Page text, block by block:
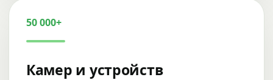
50 000+
Камер и устройств